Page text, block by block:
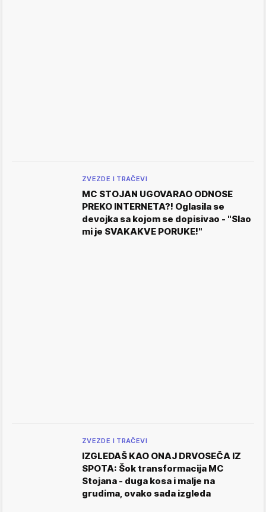
ZVEZDE I TRAČEVI
MC STOJAN UGOVARAO ODNOSE
PREKO INTERNETA?! Oglasila se
devojka sa kojom se dopisivao - "Slao
mi je SVAKAKVE PORUKE!"
ZVEZDE I TRAČEVI
IZGLEDAŠ KAO ONAJ DRVOSEČA IZ
SPOTA: Šok transformacija MC
Stojana - duga kosa i malje na
grudima, ovako sada izgleda